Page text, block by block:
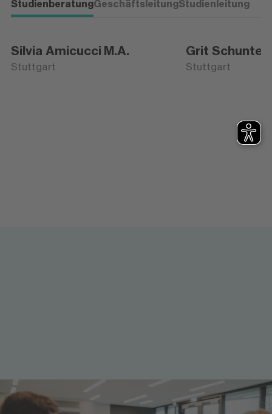
StudienberatungGeschäftsleitungStudienleitung
Silvia Amicucci M.A.
Stuttgart
Grit Schunter
Stuttgart
Lehrende am Hochschulzentrum